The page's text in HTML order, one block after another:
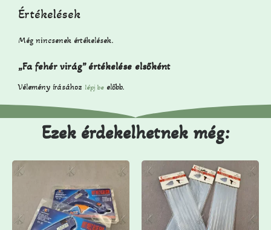
Értékelések
Még nincsenek értékelések.
„Fa fehér virág” értékelése elsőként
Vélemény írásához lépj be előbb.
Ezek érdekelhetnek még: